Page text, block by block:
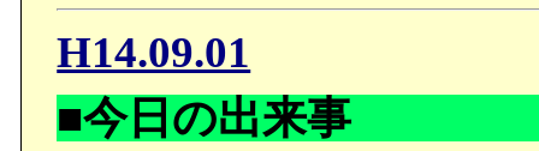
H14.09.01
■今日の出来事